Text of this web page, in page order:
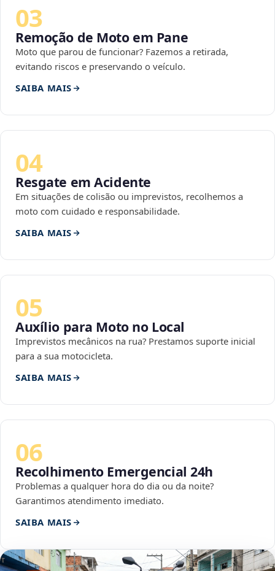
03
Remoção de Moto em Pane
Moto que parou de funcionar? Fazemos a retirada,
evitando riscos e preservando o veículo.
SAIBA MAIS
04
Resgate em Acidente
Em situações de colisão ou imprevistos, recolhemos a
moto com cuidado e responsabilidade.
SAIBA MAIS
05
Auxílio para Moto no Local
Imprevistos mecânicos na rua? Prestamos suporte inicial
para a sua motocicleta.
SAIBA MAIS
06
Recolhimento Emergencial 24h
Problemas a qualquer hora do dia ou da noite?
Garantimos atendimento imediato.
SAIBA MAIS